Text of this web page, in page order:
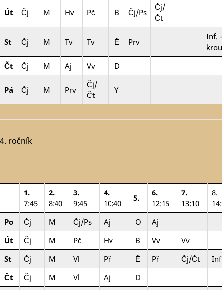
Út Čj M Hv Pč B Čj/Ps
Čj/
Čt
St Čj M Tv Tv Ě Prv
Inf. -
Čt
Čj M Aj Vv D
Pá Čj M Prv
Čj/
Čt
Y
4. ročník
1.
7:45
2.
8:40
3.
9:45
4.
10:40
5.
6.
12:15
7.
13:10
8.
Po
Čj M Čj/Ps Aj O
Aj
Út
Čj M Pč Hv B Vv
Vv
St
Čj M Vl Př Ě Př Čj/Čt
Čt
Čj M Vl Aj
D